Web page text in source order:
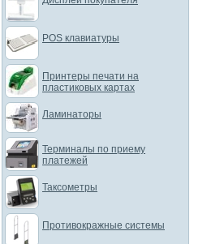
POS клавиатуры
Принтеры печати на
пластиковых картах
Ламинаторы
Терминалы по приему
платежей
Таксометры
Противокражные системы